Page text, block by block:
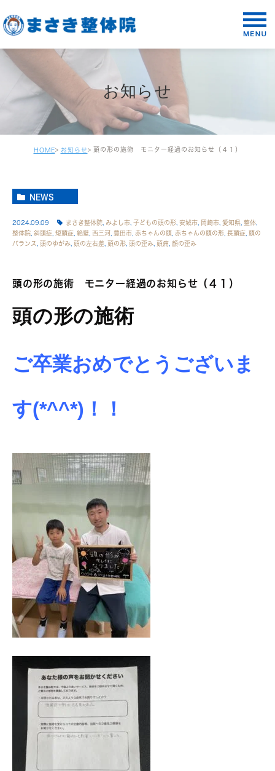
お知らせ
HOME お知らせ 頭の形の施術 モニター経過のお知らせ（４１）
NEWS
2024.09.09 まさき整体院 みよし市 子どもの頭の形 安城市 岡崎市 愛知県 整体
整体院 斜頭症 短頭症 絶壁 西三河 豊田市 赤ちゃんの頭 赤ちゃんの頭の形 長頭症 頭の
バランス
頭のゆがみ 頭の左右差 頭の形 頭の歪み 頭痛 顔の歪み
頭の形の施術 モニター経過のお知らせ（４１）
頭の形の施術
ご卒業おめでとうございま
す(*^^*)！！